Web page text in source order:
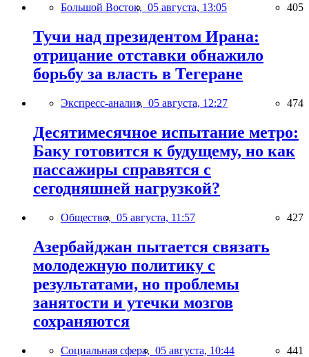
Большой Восток, 05 августа, 13:05 405
Тучи над президентом Ирана:
отрицание отставки обнажило
борьбу за власть в Тегеране
Экспресс-анализ, 05 августа, 12:27 474
Десятимесячное испытание метро:
Баку готовится к будущему, но как
пассажиры справятся с
сегодняшней нагрузкой?
Общество, 05 августа, 11:57 427
Азербайджан пытается связать
молодежную политику с
результатами, но проблемы
занятости и утечки мозгов
сохраняются
Социальная сфера, 05 августа, 10:44 441